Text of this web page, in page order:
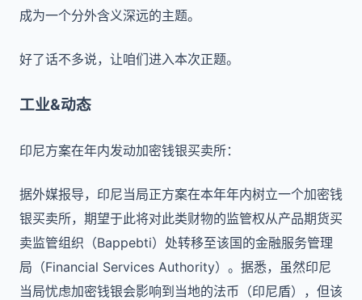
成为一个分外含义深远的主题。
好了话不多说，让咱们进入本次正题。
工业&动态
印尼方案在年内发动加密钱银买卖所：
据外媒报导，印尼当局正方案在本年年内树立一个加密钱
银买卖所，期望于此将对此类财物的监管权从产品期货买
卖监管组织（Bappebti）处转移至该国的金融服务管理
局（Financial Services Authority）。据悉，虽然印尼
当局忧虑加密钱银会影响到当地的法币（印尼盾），但该